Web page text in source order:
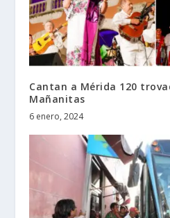
Cantan a Mérida 120
Mañanitas
6 enero, 2024